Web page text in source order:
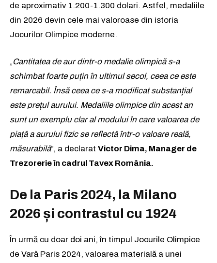
de aproximativ 1.200-1.300 dolari. Astfel, medaliile
din 2026 devin cele mai valoroase din istoria
Jocurilor Olimpice moderne.
„Cantitatea de aur dintr-o medalie olimpică s-a
schimbat foarte puțin în ultimul secol, ceea ce este
remarcabil. Însă ceea ce s-a modificat substanțial
este prețul aurului. Medaliile olimpice din acest an
sunt un exemplu clar al modului în care valoarea de
piață a aurului fizic se reflectă într-o valoare reală,
măsurabilă”, a declarat Victor Dima, Manager de
Trezorerie în cadrul Tavex România.
De la Paris 2024, la Milano
2026 și contrastul cu 1924
În urmă cu doar doi ani, în timpul Jocurile Olimpice
de Vară Paris 2024, valoarea materială a unei